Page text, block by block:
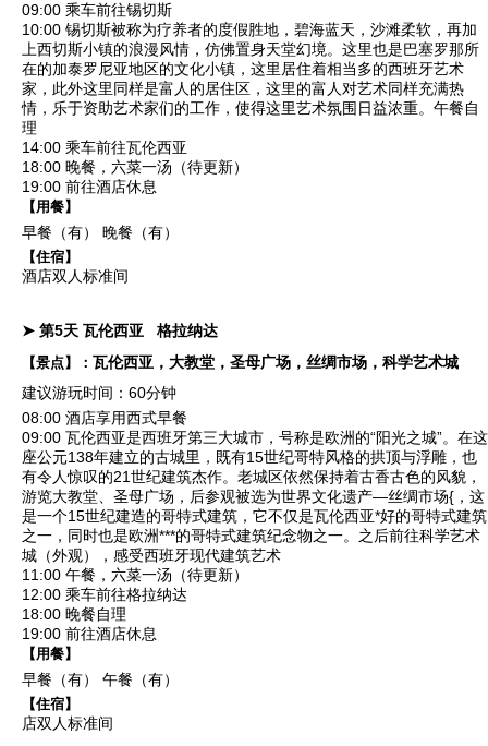
09:00 乘车前往锡切斯
10:00 锡切斯被称为疗养者的度假胜地，碧海蓝天，沙滩柔软，再加
上西切斯小镇的浪漫风情，仿佛置身天堂幻境。这里也是巴塞罗那所
在的加泰罗尼亚地区的文化小镇，这里居住着相当多的西班牙艺术
家，此外这里同样是富人的居住区，这里的富人对艺术同样充满热
情，乐于资助艺术家们的工作，使得这里艺术氛围日益浓重。午餐自
理
14:00 乘车前往瓦伦西亚
18:00 晚餐，六菜一汤（待更新）
19:00 前往酒店休息
【用餐】
早餐（有） 晚餐（有）
【住宿】
酒店双人标准间
➤ 第5天 瓦伦西亚 格拉纳达
【景点】： 瓦伦西亚，大教堂，圣母广场，丝绸市场，科学艺术城
建议游玩时间：60分钟
08:00 酒店享用西式早餐
09:00 瓦伦西亚是西班牙第三大城市，号称是欧洲的“阳光之城”。在这
座公元138年建立的古城里，既有15世纪哥特风格的拱顶与浮雕，也
有令人惊叹的21世纪建筑杰作。老城区依然保持着古香古色的风貌，
游览大教堂 圣母广场 ，后参观被选为世界文化遗产—丝绸市场{，这
是一个15世纪建造的哥特式建筑，它不仅是瓦伦西亚*好的哥特式建筑
之一，同时也是欧洲***的哥特式建筑纪念物之一。之后前往科学艺术
城 （外观），感受西班牙现代建筑艺术
11:00 午餐，六菜一汤（待更新）
12:00 乘车前往格拉纳达
18:00 晚餐自理
19:00 前往酒店休息
【用餐】
早餐（有） 午餐（有）
【住宿】
店双人标准间